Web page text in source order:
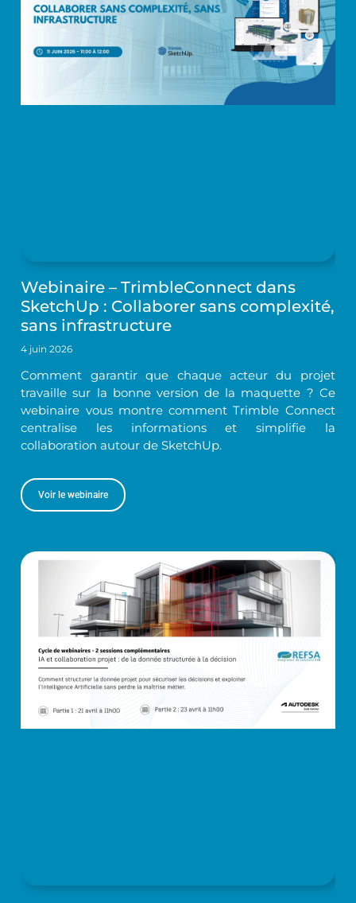
Webinaire – TrimbleConnect dans
SketchUp : Collaborer sans complexité,
sans infrastructure
4 juin 2026
Comment garantir que chaque acteur du projet
travaille sur la bonne version de la maquette ? Ce
webinaire vous montre comment Trimble Connect
centralise les informations et simplifie la
collaboration autour de SketchUp.
Voir le webinaire